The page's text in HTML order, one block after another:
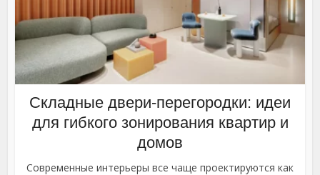
Складные двери-перегородки: идеи
для гибкого зонирования квартир и
домов
Современные интерьеры все чаще проектируются как